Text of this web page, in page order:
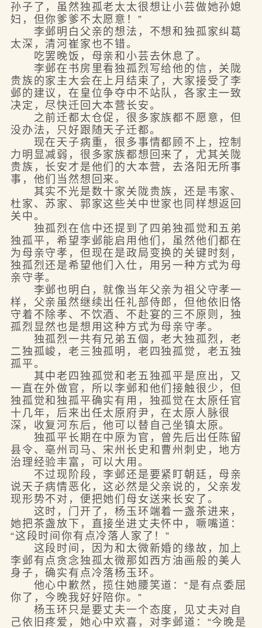
孙子了，虽然独孤老太太很想让小芸做她孙媳
妇，但你爹爹不太愿意！”
李邺明白父亲的想法，不想和独孤家纠葛
太深，清河崔家也不错。
吃罢晚饭，母亲和小芸去休息了。
李邺在书房里看独孤烈写给他的信，关陇
贵族的家主大会在上月结束了，大家接受了李
邺的建议，在皇位争夺中不站队，各家主一致
决定，尽快迁回大本营长安。
之前迁都太仓促，很多家族都不愿意，但
没办法，只好跟随天子迁都。
现在天子病重，很多事情都顾不上，控制
力明显减弱，很多家族都想回来了，尤其关陇
贵族，长安才是他们的大本营，去洛阳无所事
事，他们当然想回来。
其实不光是数十家关陇贵族，还是韦家、
杜家、苏家、郭家这些关中世家也同样想返回
关中。
独孤烈在信中还提到了四弟独孤觉和五弟
独孤平，希望李邺能启用他们，虽然他们都在
为母亲守孝，但现在是政局变换的关键时刻，
独孤烈还是希望他们入仕，用另一种方式为母
亲守孝。
李邺也明白，就像当年父亲为祖父守孝一
样，父亲虽然继续出任礼部侍郎，但他依旧恪
守着不除孝、不饮酒、不赴宴的三不原则，独
孤烈显然也是想用这种方式为母亲守孝。
独孤烈一共有兄弟五個，老大独孤烈，老
二独孤峻，老三独孤明，老四独孤觉，老五独
孤平。
其中老四独孤觉和老五独孤平是庶出，又
一直在外做官，所以李邺和他们接触很少，但
独孤觉和独孤平确实有用，独孤觉在太原任官
十几年，后来出任太原府尹，在太原人脉很
深，收复河东后，他可以替自己坐镇太原。
独孤平长期在中原为官，曾先后出任陈留
县令、亳州司马、宋州长史和曹州刺史，地方
治理经验丰富，可以大用。
不过现阶段，李邺还是要紧盯朝廷，母亲
说天子病情恶化，这必然是父亲说的，父亲发
现形势不对，便把她们母女送来长安了。
这时，门开了，杨玉环端着一盏茶进来，
她把茶盏放下，直接坐进丈夫怀中，噘嘴道：
“这段时间你有点冷落人家了！”
这段时间，因为和太微新婚的缘故，加上
李邺有点贪念独孤太微那如西方油画般的美人
身子，确实有点冷落杨玉环。
他心中歉然，揽住她腰笑道：“是有点委屈
你了，今晚我好好陪你。”
杨玉环只是要丈夫一个态度，见丈夫对自
己依旧疼爱，她心中欢喜，对李邺道：“今晚是